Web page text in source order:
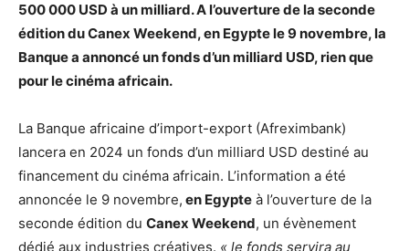
500 000 USD à un milliard. A l’ouverture de la seconde
édition du Canex Weekend, en Egypte le 9 novembre, la
Banque a annoncé un fonds d’un milliard USD, rien que
pour le cinéma africain.
La Banque africaine d’import-export (Afreximbank)
lancera en 2024 un fonds d’un milliard USD destiné au
financement du cinéma africain. L’information a été
annoncée le 9 novembre, en Egypte à l’ouverture de la
seconde édition du Canex Weekend, un évènement
dédié aux industries créatives. « le fonds servira au